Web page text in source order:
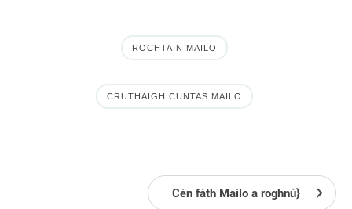
ROCHTAIN MAILO
CRUTHAIGH CUNTAS MAILO
Cén fáth Mailo a roghnú}